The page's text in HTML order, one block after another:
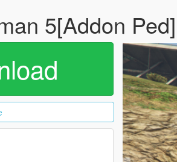
5[Addon Ped]